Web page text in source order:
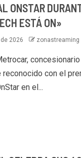
ONSTAR
ESTÁ ON»
2026 zonastreaming
reconocido con el
en el...